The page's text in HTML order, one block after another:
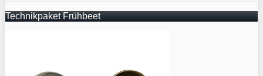
Technikpaket Frühbeet